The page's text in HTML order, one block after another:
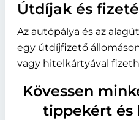
Útdíjak és
Az autópálya és az
egy útdíjfizető
vagy hitelkártyával
Kövessen
tippekért és